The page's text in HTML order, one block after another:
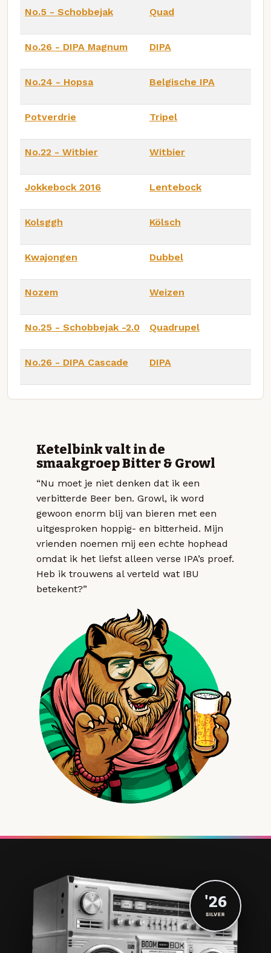
No.5 - Schobbejak Quad
No.26 - DIPA Magnum DIPA
No.24 - Hopsa Belgische IPA
Potverdrie Tripel
No.22 - Witbier Witbier
Jokkebock 2016 Lentebock
Kolsggh Kölsch
Kwajongen Dubbel
Nozem Weizen
No.25 - Schobbejak -2.0 Quadrupel
No.26 - DIPA Cascade DIPA
Ketelbink valt in de
smaakgroep Bitter & Growl
“Nu moet je niet denken dat ik een
verbitterde Beer ben. Growl, ik word
gewoon enorm blij van bieren met een
uitgesproken hoppig- en bitterheid. Mijn
vrienden noemen mij een echte hophead
omdat ik het liefst alleen verse IPA’s proef.
Heb ik trouwens al verteld wat IBU
betekent?”
'26
SILVER